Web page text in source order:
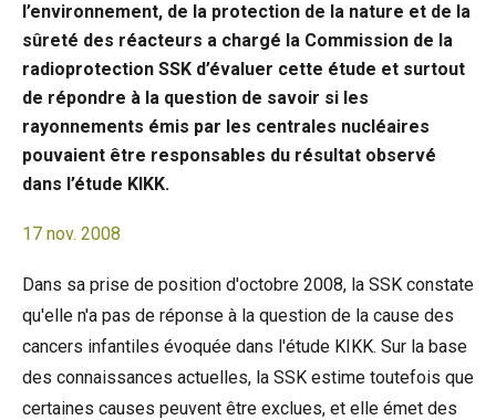
l’environnement, de la protection de la nature et de la
sûreté des réacteurs a chargé la Commission de la
radioprotection SSK d’évaluer cette étude et surtout
de répondre à la question de savoir si les
rayonnements émis par les centrales nucléaires
pouvaient être responsables du résultat observé
dans l’étude KIKK.
17 nov. 2008
Dans sa prise de position d'octobre 2008, la SSK constate
qu'elle n'a pas de réponse à la question de la cause des
cancers infantiles évoquée dans l'étude KIKK. Sur la base
des connaissances actuelles, la SSK estime toutefois que
certaines causes peuvent être exclues, et elle émet des